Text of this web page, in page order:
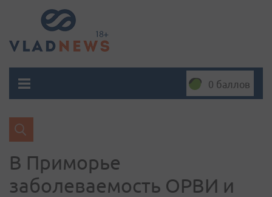
0 баллов
В Приморье
заболеваемость ОРВИ и